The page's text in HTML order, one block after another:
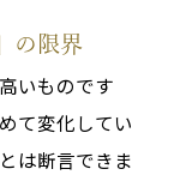
の限界
いものです
て変化してい
は断言できま